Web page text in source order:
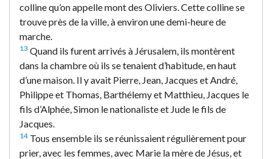
colline qu’on appelle mont des Oliviers. Cette colline se
trouve près de la ville, à environ une demi-heure de
marche.
13 Quand ils furent arrivés à Jérusalem, ils montèrent
dans la chambre où ils se tenaient d’habitude, en haut
d’une maison. Il y avait Pierre, Jean, Jacques et André,
Philippe et Thomas, Barthélemy et Matthieu, Jacques le
fils d’Alphée, Simon le nationaliste et Jude le fils de
Jacques.
14 Tous ensemble ils se réunissaient régulièrement pour
prier, avec les femmes, avec Marie la mère de Jésus, et